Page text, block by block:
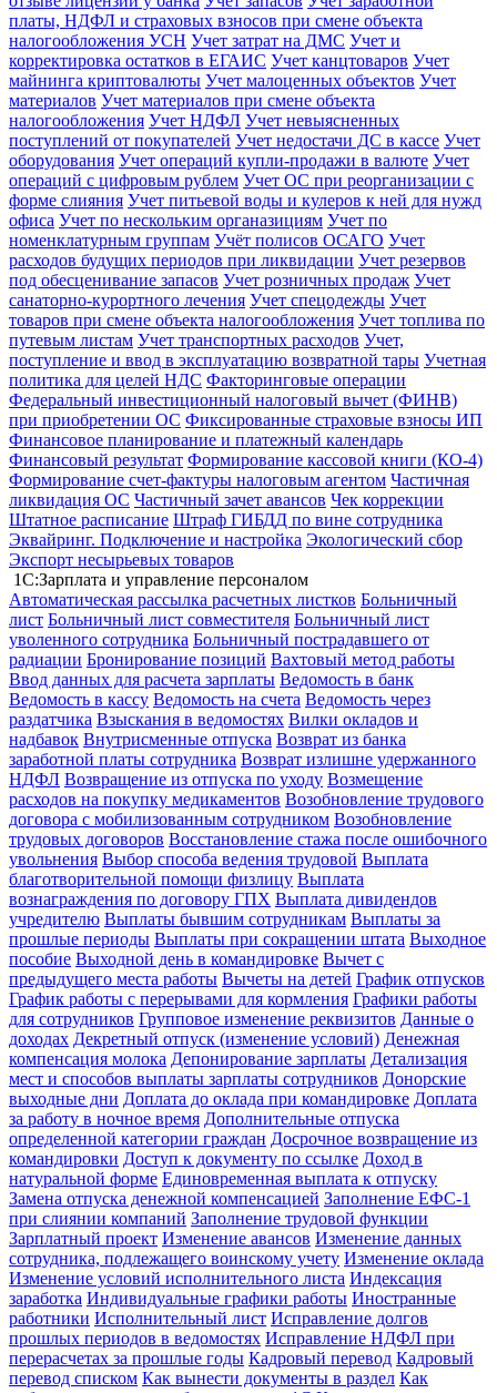
платы, НДФЛ и страховых взносов при смене объекта
налогообложения УСН Учет затрат на ДМС Учет и
корректировка остатков в ЕГАИС Учет канцтоваров Учет
майнинга криптовалюты Учет малоценных объектов Учет
материалов Учет материалов при смене объекта
налогообложения Учет НДФЛ Учет невыясненных
поступлений от покупателей Учет недостачи ДС в кассе Учет
оборудования Учет операций купли-продажи в валюте Учет
операций с цифровым рублем Учет ОС при реорганизации с
форме слияния Учет питьевой воды и кулеров к ней для нужд
офиса Учет по нескольким органазициям Учет по
номенклатурным группам Учёт полисов ОСАГО Учет
расходов будущих периодов при ликвидации Учет резервов
под обесценивание запасов Учет розничных продаж Учет
санаторно-курортного лечения Учет спецодежды Учет
товаров при смене объекта налогообложения Учет топлива по
путевым листам Учет транспортных расходов Учет,
поступление и ввод в эксплуатацию возвратной тары Учетная
политика для целей НДС Факторинговые операции
Федеральный инвестиционный налоговый вычет (ФИНВ)
при приобретении ОС Фиксированные страховые взносы ИП
Финансовое планирование и платежный календарь
Финансовый результат Формирование кассовой книги (КО-4)
Формирование счет-фактуры налоговым агентом Частичная
ликвидация ОС Частичный зачет авансов Чек коррекции
Штатное расписание Штраф ГИБДД по вине сотрудника
Эквайринг. Подключение и настройка Экологический сбор
Экспорт несырьевых товаров
1С:Зарплата и управление персоналом
Автоматическая рассылка расчетных листков Больничный
лист Больничный лист совместителя Больничный лист
уволенного сотрудника Больничный пострадавшего от
радиации Бронирование позиций Вахтовый метод работы
Ввод данных для расчета зарплаты Ведомость в банк
Ведомость в кассу Ведомость на счета Ведомость через
раздатчика Взыскания в ведомостях Вилки окладов и
надбавок Внутрисменные отпуска Возврат из банка
заработной платы сотрудника Возврат излишне удержанного
НДФЛ Возвращение из отпуска по уходу Возмещение
расходов на покупку медикаментов Возобновление трудового
договора с мобилизованным сотрудником Возобновление
трудовых договоров Восстановление стажа после ошибочного
увольнения Выбор способа ведения трудовой Выплата
благотворительной помощи физлицу Выплата
вознаграждения по договору ГПХ Выплата дивидендов
учредителю Выплаты бывшим сотрудникам Выплаты за
прошлые периоды Выплаты при сокращении штата Выходное
пособие Выходной день в командировке Вычет с
предыдущего места работы Вычеты на детей График отпусков
График работы с перерывами для кормления Графики работы
для сотрудников Групповое изменение реквизитов Данные о
доходах Декретный отпуск (изменение условий) Денежная
компенсация молока Депонирование зарплаты Детализация
мест и способов выплаты зарплаты сотрудников Донорские
выходные дни Доплата до оклада при командировке Доплата
за работу в ночное время Дополнительные отпуска
определенной категории граждан Досрочное возвращение из
командировки Доступ к документу по ссылке Доход в
натуральной форме Единовременная выплата к отпуску
Замена отпуска денежной компенсацией Заполнение ЕФС-1
при слиянии компаний Заполнение трудовой функции
Зарплатный проект Изменение авансов Изменение данных
сотрудника, подлежащего воинскому учету Изменение оклада
Изменение условий исполнительного листа Индексация
заработка Индивидуальные графики работы Иностранные
работники Исполнительный лист Исправление долгов
прошлых периодов в ведомостях Исправление НДФЛ при
перерасчетах за прошлые годы Кадровый перевод Кадровый
перевод списком Как вынести документы в раздел Как